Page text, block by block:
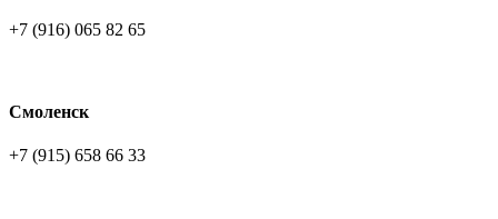
+7 (916) 065 82 65
Смоленск
+7 (915) 658 66 33